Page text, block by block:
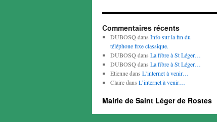
Commentaires récents
DUBOSQdans Info sur la fin du
téléphone fixe classique.
DUBOSQdans La fibre à St Léger…
DUBOSQdans La fibre à St Léger…
Etiennedans L’internet à venir…
Clairedans L’internet à venir…
Mairie de Saint Léger de Rostes